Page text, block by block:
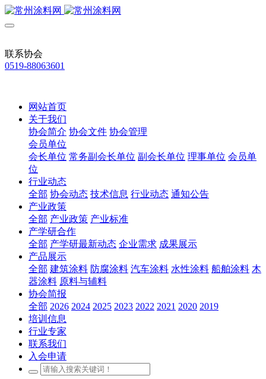
联系协会
0519-88063601
网站首页
关于我们
协会简介 协会文件 协会管理
会员单位
会长单位 常务副会长单位 副会长单位 理事单位 会员单
位
行业动态
全部 协会动态 技术信息 行业动态 通知公告
产业政策
全部 产业政策 产业标准
产学研合作
全部 产学研最新动态 企业需求 成果展示
产品展示
全部 建筑涂料 防腐涂料 汽车涂料 水性涂料 船舶涂料 木
器涂料 原料与辅料
协会简报
全部 2026 2024 2025 2023 2022 2021 2020 2019
培训信息
行业专家
联系我们
入会申请